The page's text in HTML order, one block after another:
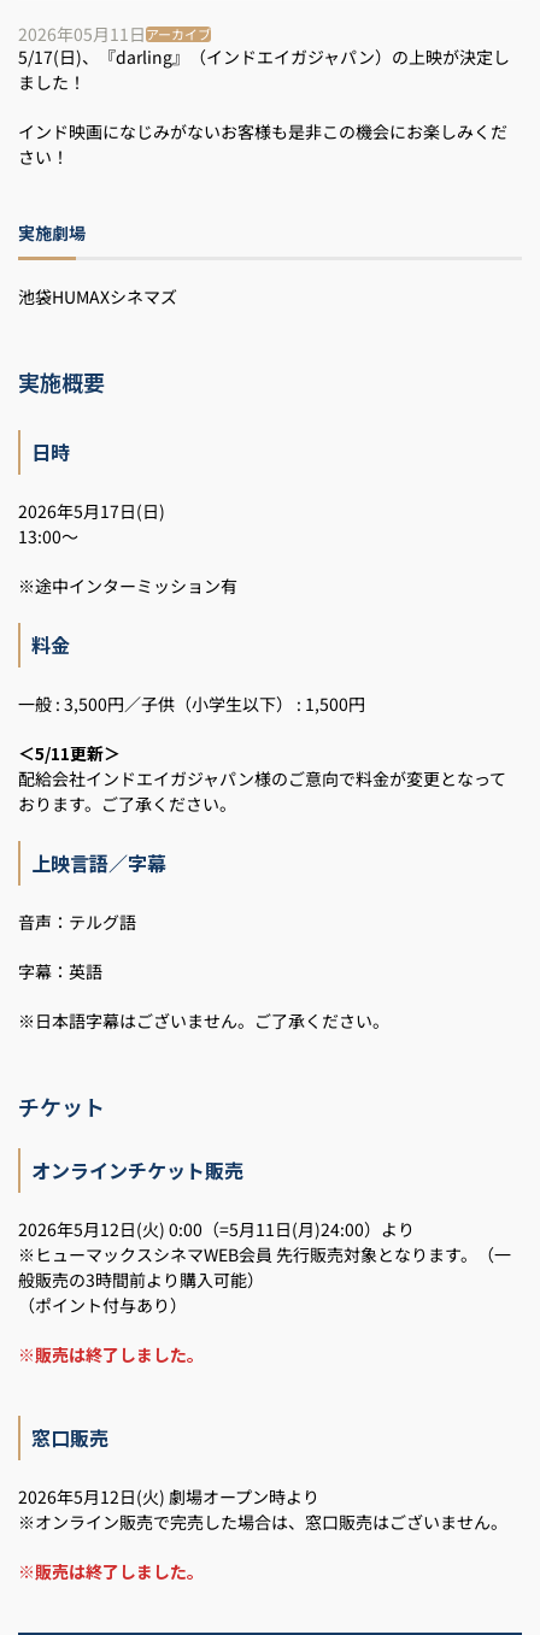
2026年05月11日アーカイブ
5/17(日)、『darling』（インドエイガジャパン）の上映が決定し
ました！
インド映画になじみがないお客様も是非この機会にお楽しみくだ
さい！
実施劇場
池袋HUMAXシネマズ
実施概要
日時
2026年5月17日(日)
13:00～
※途中インターミッション有
料金
一般 : 3,500円／子供（小学生以下） : 1,500円
＜5/11更新＞
配給会社インドエイガジャパン様のご意向で料金が変更となって
おります。ご了承ください。
上映言語／字幕
音声：テルグ語
字幕：英語
※日本語字幕はございません。ご了承ください。
チケット
オンラインチケット販売
2026年5月12日(火) 0:00（=5月11日(月)24:00）より
※ヒューマックスシネマWEB会員 先行販売対象となります。（一
般販売の3時間前より購入可能）
（ポイント付与あり）
※販売は終了しました。
窓口販売
2026年5月12日(火) 劇場オープン時より
※オンライン販売で完売した場合は、窓口販売はございません。
※販売は終了しました。